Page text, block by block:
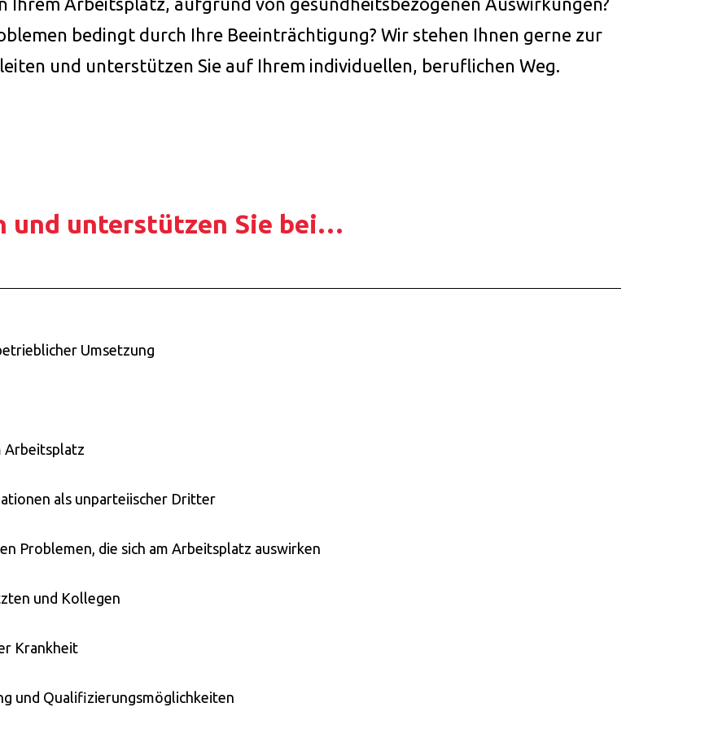
bedingt durch Ihre Beeinträchtigung? Wir stehen Ihnen gerne zur
und unterstützen Sie auf Ihrem individuellen, beruflichen Weg.
und unterstützen Sie bei…
Umsetzung
Arbeitsplatz
als unparteiischer Dritter
Problemen, die sich am Arbeitsplatz auswirken
und Kollegen
Krankheit
und Qualifizierungsmöglichkeiten